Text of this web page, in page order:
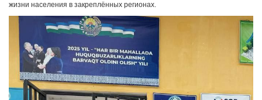
жизни населения в закреплённых регионах.